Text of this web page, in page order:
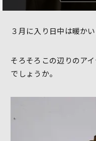
３月に入り日中は暖か
そろそろこの辺りのア
でしょうか。